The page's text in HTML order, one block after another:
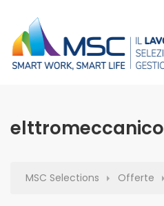
elttromeccanico
MSC Selections Offerte